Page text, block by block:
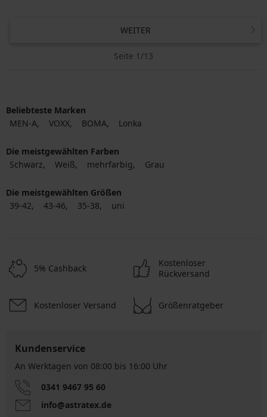
WEITER
Seite 1/13
Beliebteste Marken
MEN-A
VOXX BOMA Lonka
Die meistgewählten Farben
Schwarz
Weiß mehrfarbig Grau
Die meistgewählten Größen
39-42
43-46 35-38 uni
5% Cashback
Kostenloser
Rückversand
Kostenloser Versand Größenratgeber
Kundenservice
An Werktagen von 08:00 bis 16:00 Uhr
0341 9467 95 60
info@astratex.de